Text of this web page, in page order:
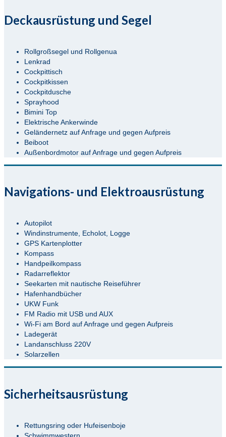
Deckausrüstung und Segel
Rollgroßsegel und Rollgenua
Lenkrad
Cockpittisch
Cockpitkissen
Cockpitdusche
Sprayhood
Bimini Top
Elektrische Ankerwinde
Geländernetz auf Anfrage und gegen Aufpreis
Beiboot
Außenbordmotor auf Anfrage und gegen Aufpreis
Navigations- und Elektroausrüstung
Autopilot
Windinstrumente, Echolot, Logge
GPS Kartenplotter
Kompass
Handpeilkompass
Radarreflektor
Seekarten mit nautische Reiseführer
Hafenhandbücher
UKW Funk
FM Radio mit USB und AUX
Wi-Fi am Bord auf Anfrage und gegen Aufpreis
Ladegerät
Landanschluss 220V
Solarzellen
Sicherheitsausrüstung
Rettungsring oder Hufeisenboje